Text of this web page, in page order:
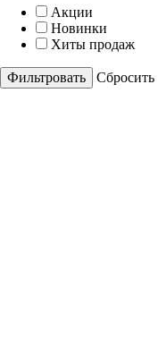
Акции
Новинки
Хиты продаж
Cбросить